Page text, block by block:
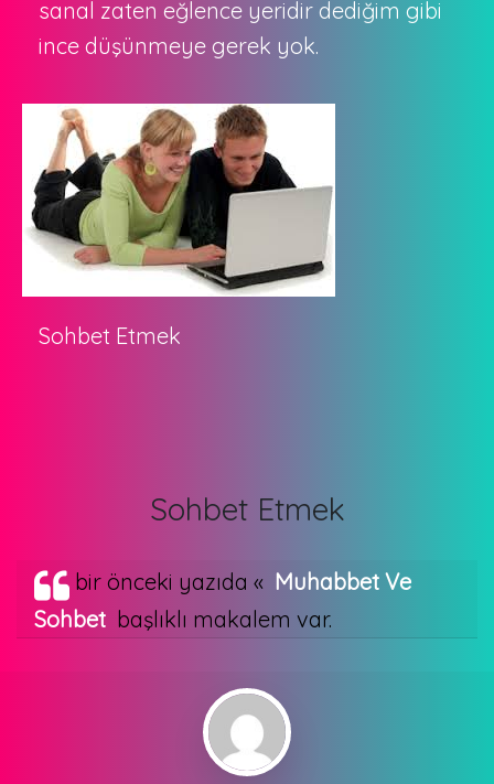
sanal zaten eğlence yeridir dediğim gibi
ince düşünmeye gerek yok.
Sohbet Etmek
Sohbet Etmek
bir önceki yazıda « Muhabbet Ve
Sohbet başlıklı makalem var.